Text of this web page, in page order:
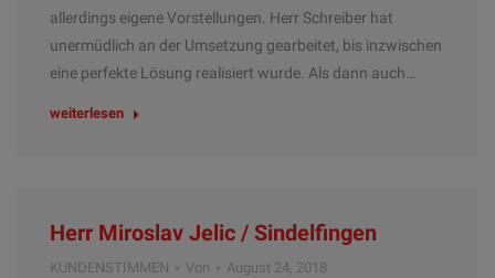
allerdings eigene Vorstellungen. Herr Schreiber hat
unermüdlich an der Umsetzung gearbeitet, bis inzwischen
eine perfekte Lösung realisiert wurde. Als dann auch…
weiterlesen
Herr Miroslav Jelic / Sindelfingen
KUNDENSTIMMEN Von August 24, 2018